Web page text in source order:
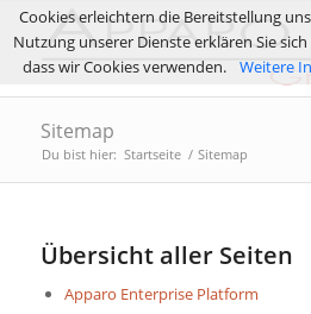
Sitemap
Du bist hier: Startseite / Sitemap
Übersicht aller Seiten
Apparo Enterprise Platform
Cookies erleichtern die Bereitstellung
Nutzung unserer Dienste erklären Sie
dass wir Cookies verwenden.
Weitere